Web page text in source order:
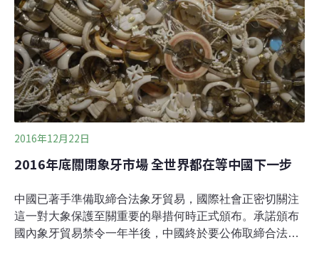
Robbins）受台大地理系邀請，於台大舉辦的演講「生物
多樣性的新地理學：人為世界中的保育」中如此指出。羅
賓斯長期致力於「政治生態學」（political ecology）與
2016年12月22日
2016年底關閉象牙市場 全世界都在等中國下一步
中國已著手準備取締合法象牙貿易，國際社會正密切關注
這一對大象保護至關重要的舉措何時正式頒布。承諾頒布
國內象牙貿易禁令一年半後，中國終於要公佈取締合法象